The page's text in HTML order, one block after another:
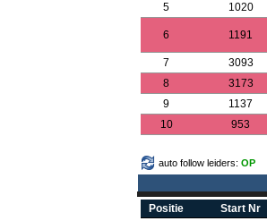
5
1020
6 1191
7 3093
8
3173
9
1137
10
953
auto follow leiders: OP
Positie Start Nr